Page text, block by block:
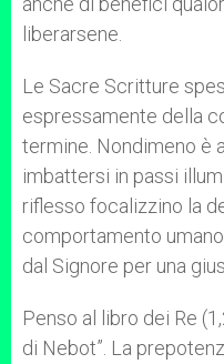
liberarsene.
Le Sacre Scritture
espressamente della
termine. Nondimeno è
imbattersi in passi
riflesso focalizzino la
comportamento
dal Signore per una
Penso al libro dei Re
di Nebot”. La